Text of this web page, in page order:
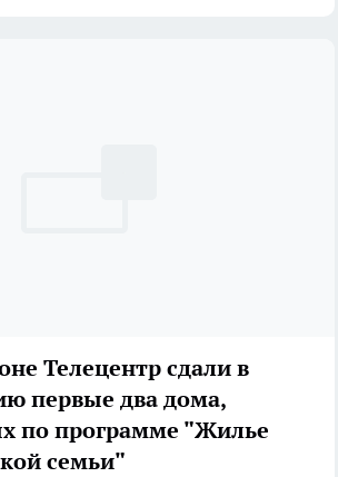
Телецентр сдали в
первые два дома,
по программе "Жилье
семьи"